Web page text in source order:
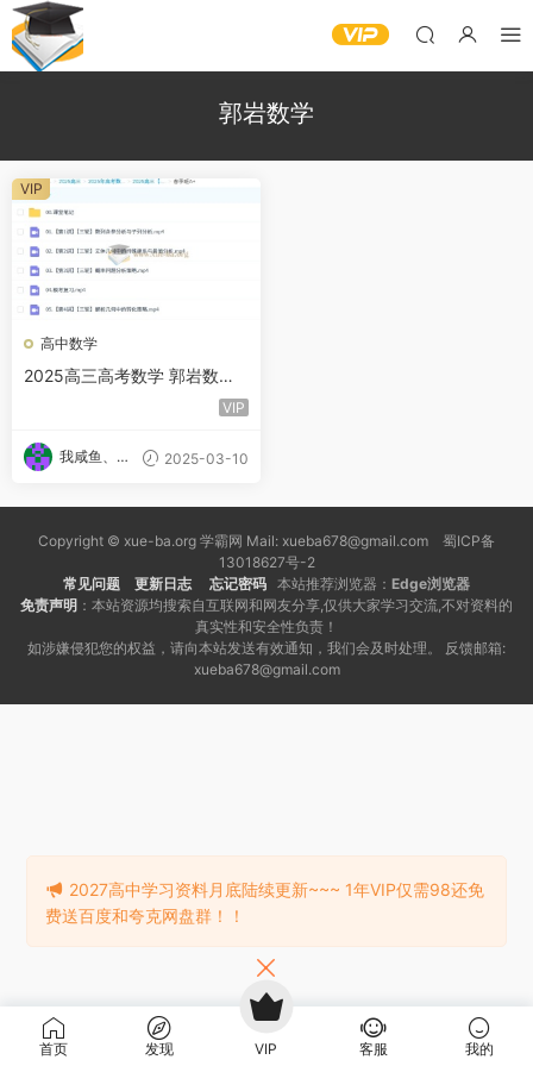
郭岩数学
高中数学
2025高三高考数学 郭岩数学
VIP
我咸鱼、我
2025-03-10
VIP
Copyright © xue-ba.org 学霸网 Mail: xueba678@gmail.com 蜀ICP备
13018627号-2
常见问题
更新日志 忘记密码 本站推荐浏览器： Edge浏览器
免责声明 ：本站资源均搜索自互联网和网友分享,仅供大家学习交流,不对资料的
真实性和安全性负责！
如涉嫌侵犯您的权益，请向本站发送有效通知，我们会及时处理。 反馈邮箱:
xueba678@gmail.com
首页 发现 VIP 客服 我的
2027高中学习资料月底陆续更新~~~ 1年VIP仅需98还免
费送百度和夸克网盘群！！